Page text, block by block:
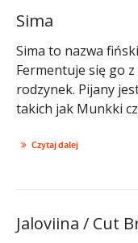
Sima
Sima to nazwa
Fermentuje się go
rodzynek. Pijany
takich jak Munkki
Czytaj dalej
Jaloviina / Cut